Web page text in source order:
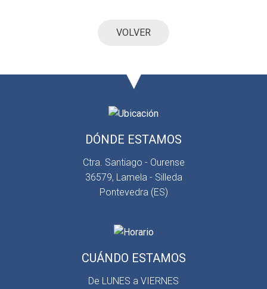
VOLVER
DÓNDE ESTAMOS
Ctra. Santiago - Ourense
36579, Lamela - Silleda
Pontevedra (ES)
CUÁNDO ESTAMOS
De LUNES a VIERNES